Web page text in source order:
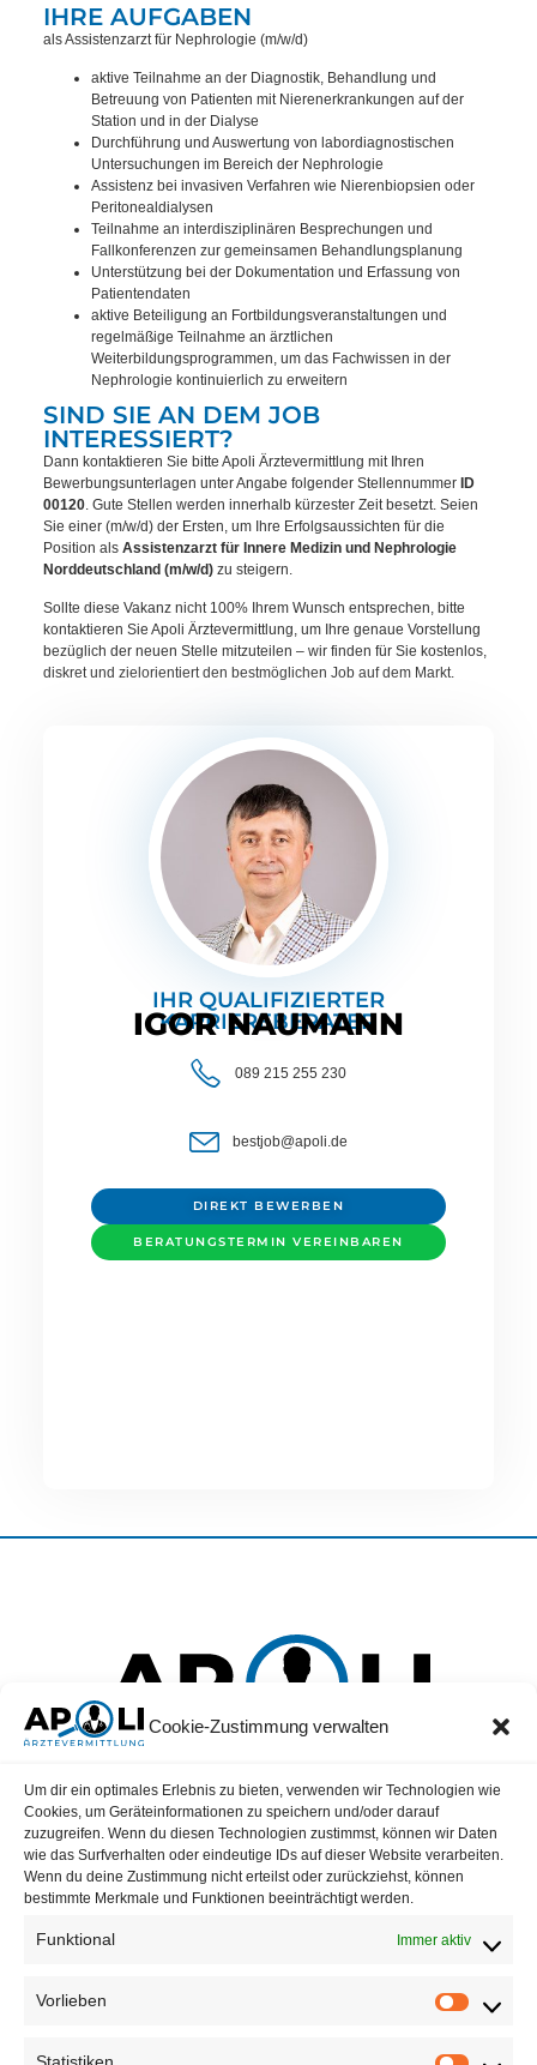
Cookie-Zustimmung verwalten
Um dir ein optimales Erlebnis zu bieten, verwenden wir Technologien wie
Cookies, um Geräteinformationen zu speichern und/oder darauf
zuzugreifen. Wenn du diesen Technologien zustimmst, können wir Daten
wie das Surfverhalten oder eindeutige IDs auf dieser Website verarbeiten.
Wenn du deine Zustimmung nicht erteilst oder zurückziehst, können
bestimmte Merkmale und Funktionen beeinträchtigt werden.
Funktional Immer aktiv
Vorlieben
IHRE AUFGABEN
als Assistenzarzt für Nephrologie (m/w/d)
aktive Teilnahme an der Diagnostik, Behandlung und
Betreuung von Patienten mit Nierenerkrankungen auf der
Station und in der Dialyse
Durchführung und Auswertung von labordiagnostischen
Untersuchungen im Bereich der Nephrologie
Assistenz bei invasiven Verfahren wie Nierenbiopsien oder
Peritonealdialysen
Teilnahme an interdisziplinären Besprechungen und
Fallkonferenzen zur gemeinsamen Behandlungsplanung
Unterstützung bei der Dokumentation und Erfassung von
Patientendaten
aktive Beteiligung an Fortbildungsveranstaltungen und
regelmäßige Teilnahme an ärztlichen
Weiterbildungsprogrammen, um das Fachwissen in der
Nephrologie kontinuierlich zu erweitern
SIND SIE AN DEM JOB
INTERESSIERT?
Dann kontaktieren Sie bitte Apoli Ärztevermittlung mit Ihren
Bewerbungsunterlagen unter Angabe folgender Stellennummer ID
00120. Gute Stellen werden innerhalb kürzester Zeit besetzt. Seien
Sie einer (m/w/d) der Ersten, um Ihre Erfolgsaussichten für die
Position als Assistenzarzt für Innere Medizin und Nephrologie
Norddeutschland (m/w/d)zu steigern.
Sollte diese Vakanz nicht 100% Ihrem Wunsch entsprechen, bitte
kontaktieren Sie Apoli Ärztevermittlung, um Ihre genaue Vorstellung
bezüglich der neuen Stelle mitzuteilen – wir finden für Sie kostenlos,
diskret und zielorientiert den bestmöglichen Job auf dem Markt.
IHR QUALIFIZIERTER
KARRIEREBERATER
IGOR NAUMANN
089 215 255 230
bestjob@apoli.de
DIREKT BEWERBEN
BERATUNGSTERMIN VEREINBAREN
a positive life
Verbessern Sie Ihre Lebensqualität mitApoli Ärztevermittlung!Hier
vereinen wirMedizinerundKliniken, MVZ, Praxen,um das
Arbeitsleben vonÄrzten positiv zu beeinflussen. Apoli – wo Herz und
Berufung Hand in Hand gehen.